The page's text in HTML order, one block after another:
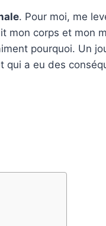
. Pour moi, me
mon corps et mon
pourquoi. Un
a eu des